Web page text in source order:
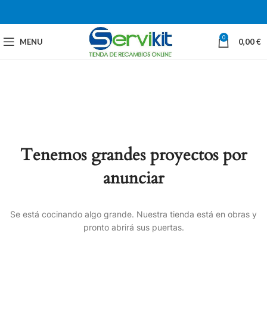
MENU 0 0,00€
Tenemos grandes proyectos por
anunciar
Se está cocinando algo grande. Nuestra tienda está en obras y
pronto abrirá sus puertas.